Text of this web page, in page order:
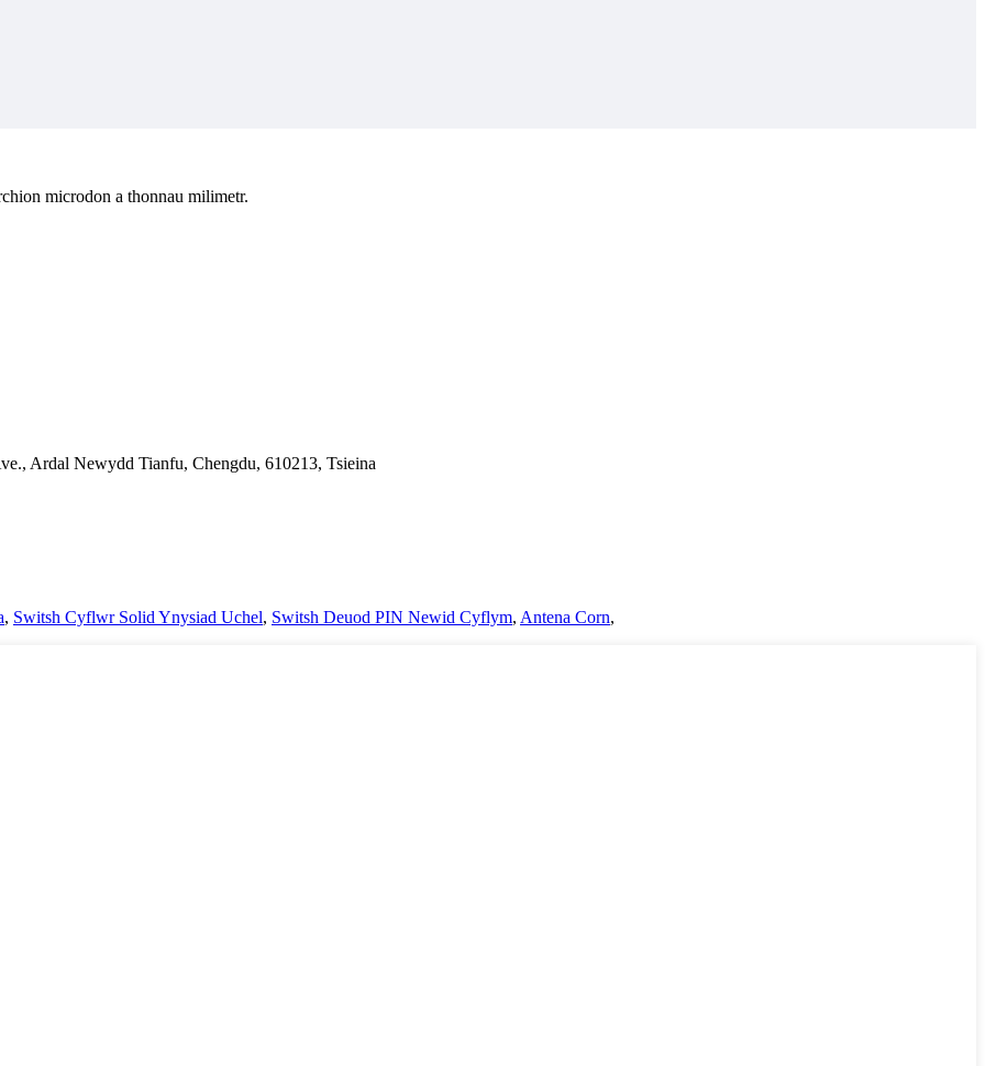
microdon a thonnau milimetr.
Ardal Newydd Tianfu, Chengdu, 610213, Tsieina
, Switsh Cyflwr Solid Ynysiad Uchel, Switsh Deuod PIN Newid Cyflym, Antena Corn,